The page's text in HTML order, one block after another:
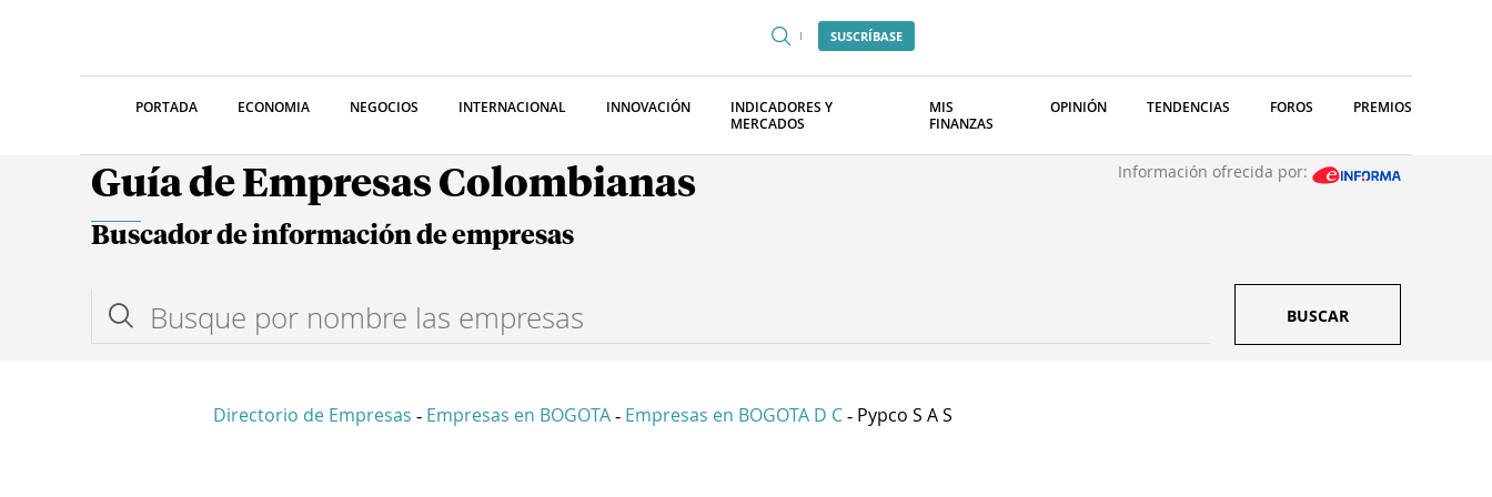
SUSCRÍBASE
PORTADA ECONOMIA NEGOCIOS INTERNACIONAL INNOVACIÓN
INDICADORES Y
MERCADOS
MIS
FINANZAS
OPINIÓN TENDENCIAS FOROS PREMIOS
Guía de Empresas Colombianas Información ofrecida por:
Buscador de información de empresas
BUSCAR
Directorio de Empresas - Empresas en BOGOTA - Empresas en BOGOTA D C - Pypco S A S